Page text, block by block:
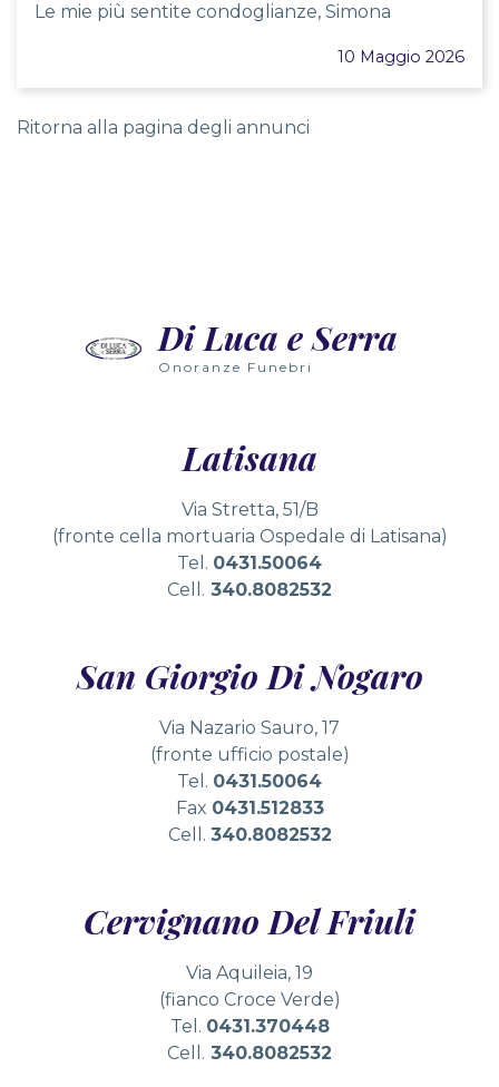
Le mie più sentite condoglianze, Simona
10 Maggio 2026
Ritorna alla pagina degli annunci
Wielu graczy nie zdaje sobie sprawy, że grając w
Di Luca e Serra
Onoranze Funebri
Latisana
Via Stretta, 51/B
(fronte cella mortuaria Ospedale di Latisana)
Tel. 0431.50064
Cell. 340.8082532
San Giorgio Di Nogaro
Via Nazario Sauro, 17
(fronte ufficio postale)
Tel. 0431.50064
Fax 0431.512833
Cell. 340.8082532
Cervignano Del Friuli
Via Aquileia, 19
(fianco Croce Verde)
Tel. 0431.370448
Cell. 340.8082532